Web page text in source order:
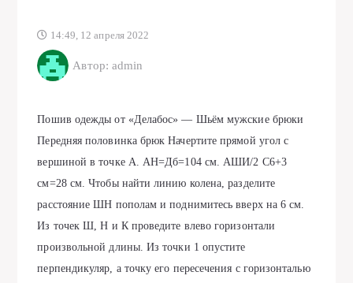
14:49, 12 апреля 2022
Автор: admin
Пошив одежды от «Делабос» — Шьём мужские брюки
Передняя половинка брюк Начертите прямой угол с
вершиной в точке А. АН=Дб=104 см. АШИ/2 С6+3
см=28 см. Чтобы найти линию колена, разделите
расстояние ШН пополам и поднимитесь вверх на 6 см.
Из точек Ш, Н и К проведите влево горизонтали
произвольной длины. Из точки 1 опустите
перпендикуляр, а точку его пересечения с горизонталью